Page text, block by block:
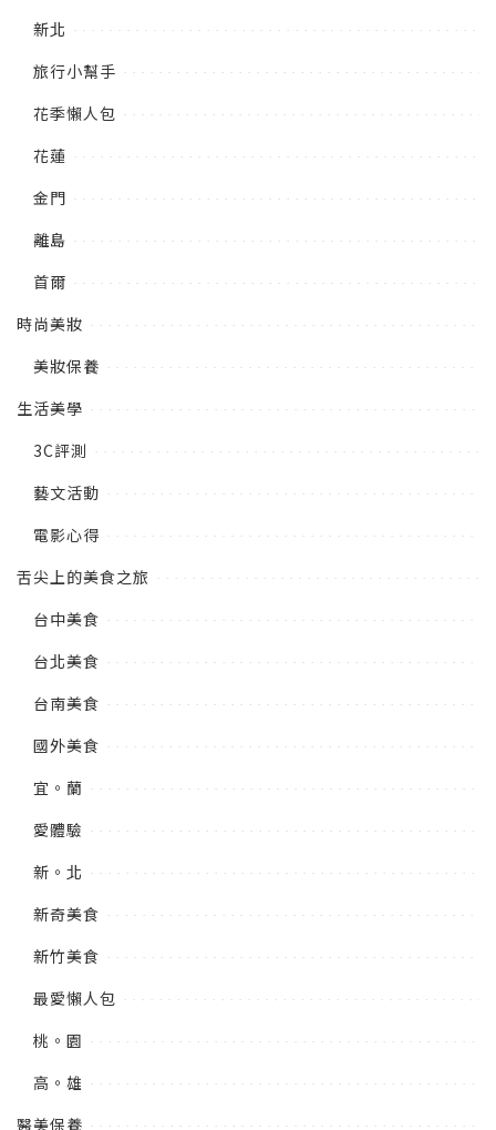
新北
旅行小幫手
花季懶人包
花蓮
金門
離島
首爾
時尚美妝
美妝保養
生活美學
3C評測
藝文活動
電影心得
舌尖上的美食之旅
台中美食
台北美食
台南美食
國外美食
宜。蘭
愛體驗
新。北
新奇美食
新竹美食
最愛懶人包
桃。園
高。雄
醫美保養